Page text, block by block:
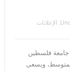
, الإعلانات
جامعة فلسطين
ويسعى